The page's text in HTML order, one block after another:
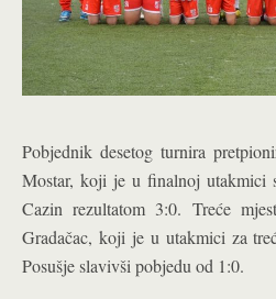
Pobjednik desetog turnira
Mostar, koji je u finalnoj utakmici
Cazin rezultatom 3:0. Treće
Gradačac, koji je u utakmici za
Posušje slavivši pobjedu od 1:0.